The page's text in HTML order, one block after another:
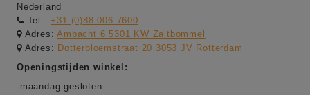
Nederland
Tel:
+31 (0)88 006 7600
Adres:Ambacht 6 5301 KW Zaltbommel
Adres: Dotterbloemstraat 20 3053 JV Rotterdam
Openingstijden winkel:
-maandag gesloten